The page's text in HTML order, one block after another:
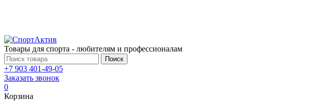
Товары для спорта - любителям и профессионалам
Поиск
+7 903 401-49-05
Заказать звонок
0
Корзина